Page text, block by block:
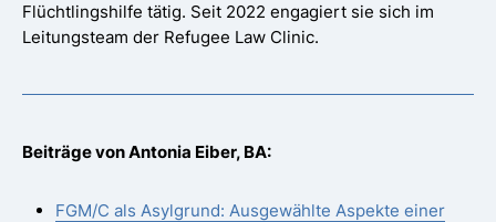
Flüchtlingshilfe tätig. Seit 2022 engagiert sie sich im
Leitungsteam der Refugee Law Clinic.
Beiträge von Antonia Eiber, BA:
FGM/C als Asylgrund: Ausgewählte Aspekte einer